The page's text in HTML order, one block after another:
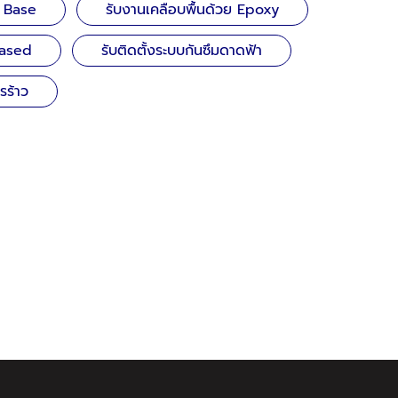
รับงานเคลือบพื้นด้วย Epoxy
รับติดตั้งระบบกันซึมดาดฟ้า
ร้าว